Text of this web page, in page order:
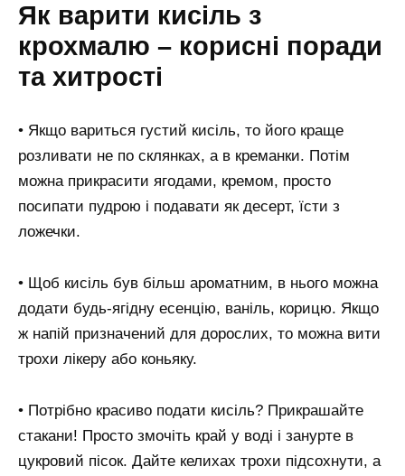
Як варити кисіль з
крохмалю – корисні поради
та хитрості
• Якщо вариться густий кисіль, то його краще
розливати не по склянках, а в креманки. Потім
можна прикрасити ягодами, кремом, просто
посипати пудрою і подавати як десерт, їсти з
ложечки.
• Щоб кисіль був більш ароматним, в нього можна
додати будь-ягідну есенцію, ваніль, корицю. Якщо
ж напій призначений для дорослих, то можна вити
трохи лікеру або коньяку.
• Потрібно красиво подати кисіль? Прикрашайте
стакани! Просто змочіть край у воді і занурте в
цукровий пісок. Дайте келихах трохи підсохнути, а